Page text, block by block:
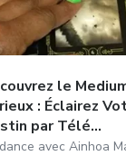
le
: Éclairez
par Télé...